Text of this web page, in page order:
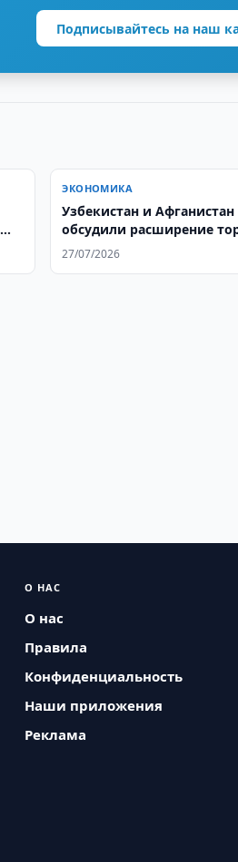
Подписывайтесь на наш
ЭКОНОМИКА
Узбекистан и Афганистан
обсудили расширение
27/07/2026
О НАС
О нас
Правила
Конфиденциальность
Наши приложения
Реклама